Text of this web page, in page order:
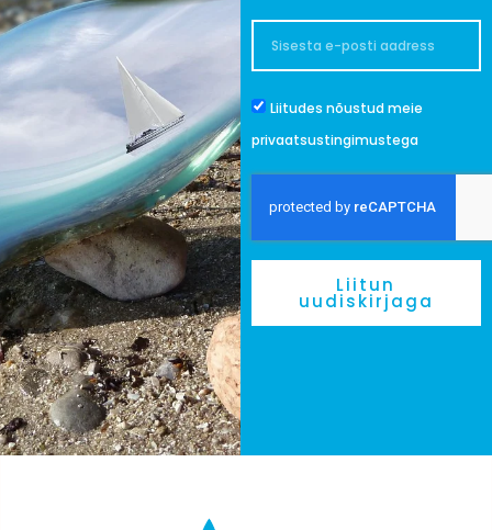
Nõusolek
Liitudes nõustud meie
privaatsustingimustega
Liitun
uudiskirjaga